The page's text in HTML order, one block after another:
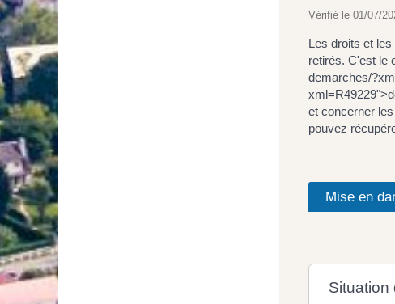
Vérifié le 01/07/
Les droits et
retirés. C'est le
demarches/
et concerner
pouvez
Mise en
Situation